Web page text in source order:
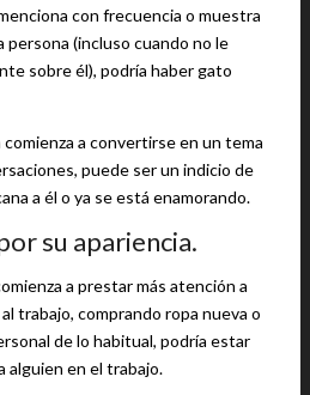
con frecuencia o muestra
persona (incluso cuando no le
sobre él), podría haber gato
a convertirse en un tema
puede ser un indicio de
a él o ya se está enamorando.
su apariencia.
a prestar más atención a
trabajo, comprando ropa nueva o
de lo habitual, podría estar
alguien en el trabajo.